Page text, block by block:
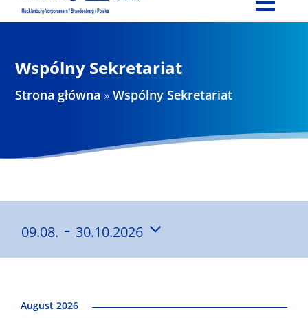
Projekty
Wspólny Sekretariat
Strona główna »Wspólny Sekretariat
09.08. - 30.10.2026
Wybierz
August 2026